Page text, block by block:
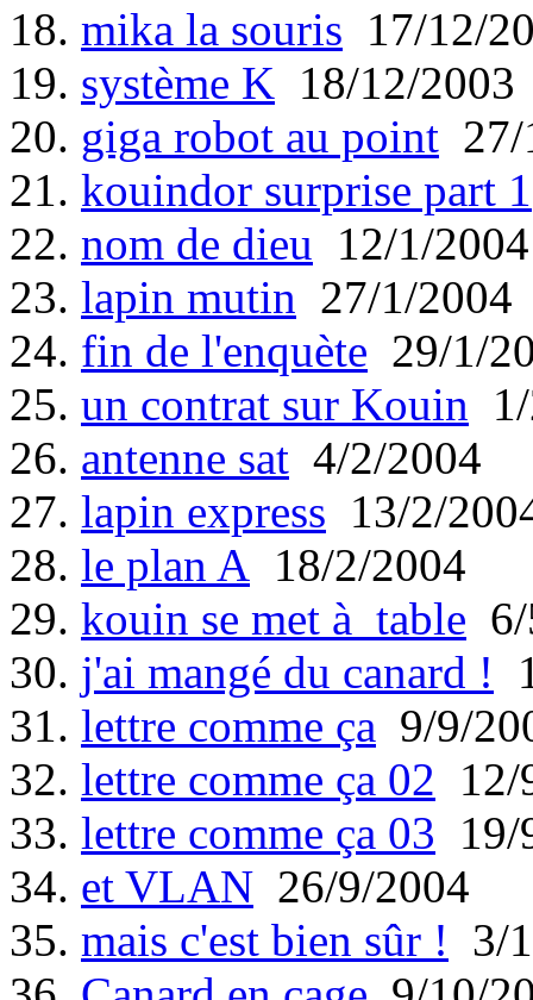
18. mika la souris 17/12/
19. système K 18/12/2003
20. giga robot au point
21. kouindor surprise part 1
22. nom de dieu 12/1/2004
23. lapin mutin 27/1/2004
24. fin de l'enquète 29/1/
25. un contrat sur Kouin
26. antenne sat 4/2/2004
27. lapin express 13/2/
28. le plan A 18/2/2004
29. kouin se met à table
30. j'ai mangé du canard !
31. lettre comme ça 9/9/
32. lettre comme ça 02 12/
33. lettre comme ça 03 19/
34. et VLAN 26/9/2004
35. mais c'est bien sûr ! 3/